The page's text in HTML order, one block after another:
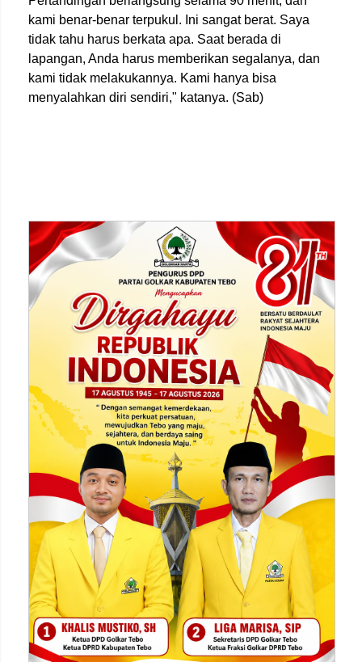
kami benar-benar terpukul. Ini sangat berat. Saya
tidak tahu harus berkata apa. Saat berada di
lapangan, Anda harus memberikan segalanya, dan
kami tidak melakukannya. Kami hanya bisa
menyalahkan diri sendiri," katanya. (Sab)